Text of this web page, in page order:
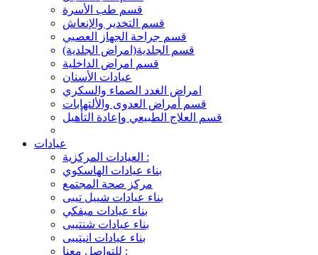
قسم طب الأسرة
قسم التخدير والإنعاش
قسم جراحة الجهاز العصبي
قسم الجلدية(امراض الجلدية)
قسم امراض الداخلية
عيادات الأسنان
امراض الغدد الصماء والسكري
قسم أمراض العدوى والألتهابات
قسم العلاج الطبيعي وإعادة التأهيل
عيادات
العيادات المركزية :
بناء عيادات الهاسكوي
مركز صحة المجتمع
بناء عيادات شييل تيبى
بناء عيادات ميفكي
بناء عيادات شنتيبى
بناء عيادات انيتيبى
للتواصل معنا :